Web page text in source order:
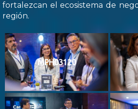
fortalezcan el ecosistema de
región.
MPH03120